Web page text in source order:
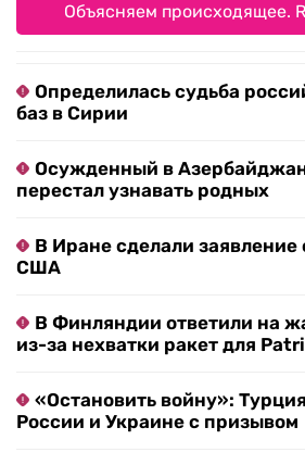
Объясняем происходящее.
Определилась судьба
баз в Сирии
Осужденный в
перестал узнавать родных
В Иране сделали заявление
США
В Финляндии ответили на
из-за нехватки ракет для
«Остановить войну»:
России и Украине с призывом